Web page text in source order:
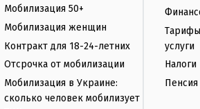
Мобилизация 50+
Мобилизация женщин
Контракт для 18-24-летних
Отсрочка от мобилизации
Мобилизация в Украине:
сколько человек мобилизует
услуги
Налоги